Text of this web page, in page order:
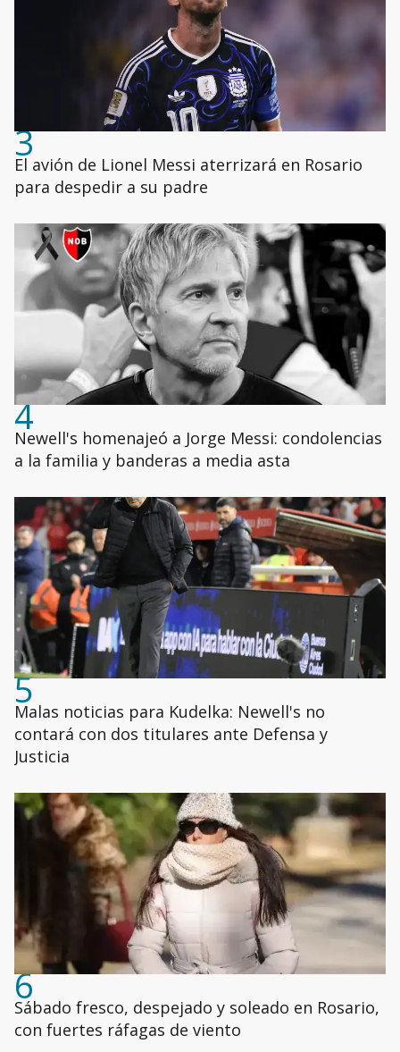
3
El avión de Lionel Messi aterrizará en Rosario
para despedir a su padre
4
Newell's homenajeó a Jorge Messi: condolencias
a la familia y banderas a media asta
5
Malas noticias para Kudelka: Newell's no
contará con dos titulares ante Defensa y
Justicia
6
Sábado fresco, despejado y soleado en Rosario,
con fuertes ráfagas de viento